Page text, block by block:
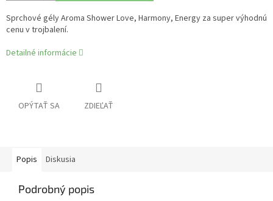
Sprchové gély Aroma Shower Love, Harmony, Energy za super výhodnú
cenu v trojbalení.
Detailné informácie
OPÝTAŤ SA ZDIEĽAŤ
Popis Diskusia
Podrobný popis